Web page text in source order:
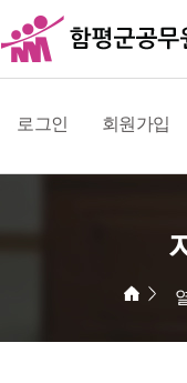
로그인 회원가입